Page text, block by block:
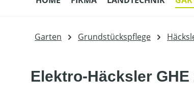
Garten Grundstückspflege
Elektro-Häcksler GHE